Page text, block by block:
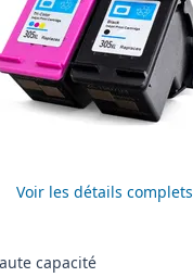
Voir les détails complets
capacité